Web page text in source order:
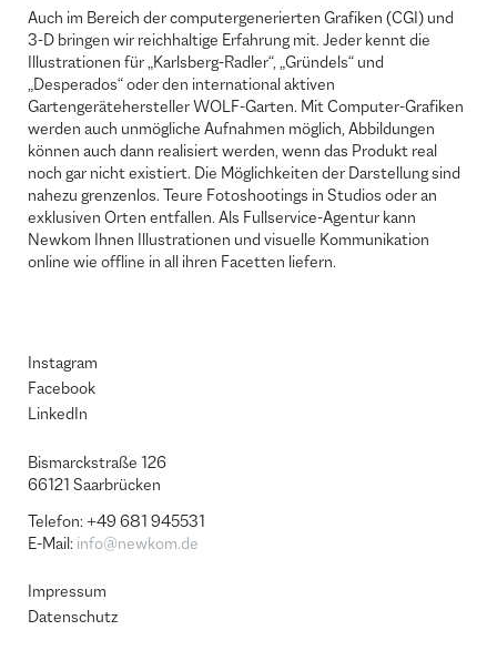
Auch im Bereich der computergenerierten Grafiken (CGI) und
3-D bringen wir reichhaltige Erfahrung mit. Jeder kennt die
Illustrationen für „Karlsberg-Radler“, „Gründels“ und
„Desperados“ oder den international aktiven
Gartengerätehersteller WOLF-Garten. Mit Computer-Grafiken
werden auch unmögliche Aufnahmen möglich, Abbildungen
können auch dann realisiert werden, wenn das Produkt real
noch gar nicht existiert. Die Möglichkeiten der Darstellung sind
nahezu grenzenlos. Teure Fotoshootings in Studios oder an
exklusiven Orten entfallen. Als Fullservice-Agentur kann
Newkom Ihnen Illustrationen und visuelle Kommunikation
online wie offline in all ihren Facetten liefern.
Instagram
Facebook
LinkedIn
Bismarckstraße 126
66121 Saar­brü­cken
Telefon: +49 681 945531
E-Mail: info@newkom.de
Impressum
Datenschutz